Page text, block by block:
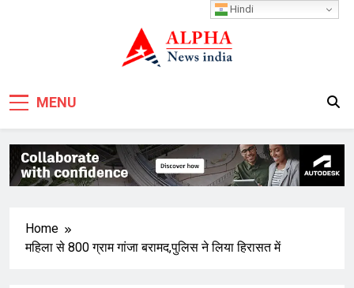
MENU
Home
महिला से 800 ग्राम गांजा बरामद,पुलिस ने लिया हिरासत में
Hindi